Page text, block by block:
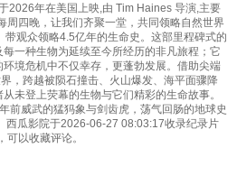
2026年在美国上映,由 Tim Haines 导演,主要
周四晚，让我们齐聚一堂，共同领略自然世界
观众领略4.5亿年的生命史。这部里程碑式的
一种生物为延续至今所经历的非凡旅程；它
境危机中不仅幸存，更蓬勃发展。借助尖端
，跨越被陨石撞击、火山爆发、海平面骤降
未登上荧幕的生物与它们精彩的生命故事。
前威武的猛犸象与剑齿虎，荡气回肠的地球史
西瓜影院于2026-06-27 08:03:17收录纪录片
可以收藏评论。